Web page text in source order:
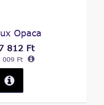
Opaca
812 Ft
009 Ft